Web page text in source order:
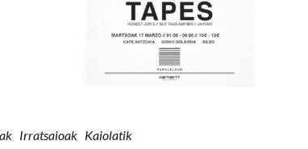
Irratsaioak Kaiolatik